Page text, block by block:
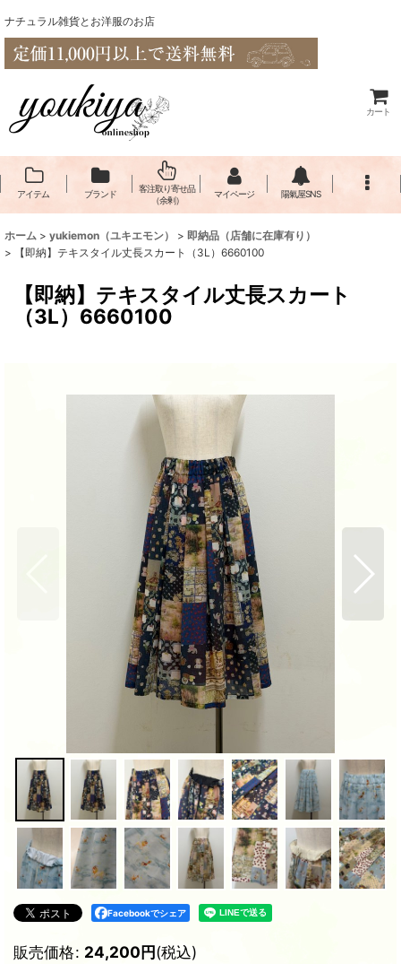
ナチュラル雑貨とお洋服のお店
カート
アイテム ブランド
客注取り寄せ品
（余剰）
マイページ 陽氣屋SNS
ホーム > yukiemon（ユキエモン） > 即納品（店舗に在庫有り）
>
【即納】テキスタイル丈長スカート（3L）6660100
【即納】テキスタイル丈長スカート
（3L）6660100
Facebookでシェア
販売価格: 24,200円(税込)